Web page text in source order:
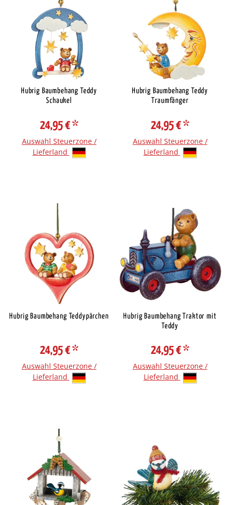
Hubrig Baumbehang Teddy
Schaukel
24,95 €*
Auswahl Steuerzone /
Lieferland
Hubrig Baumbehang Teddy
Traumfänger
24,95 €*
Auswahl Steuerzone /
Lieferland
Hubrig Baumbehang Teddypärchen
24,95 €*
Auswahl Steuerzone /
Lieferland
Hubrig Baumbehang Traktor mit
Teddy
24,95 €*
Auswahl Steuerzone /
Lieferland